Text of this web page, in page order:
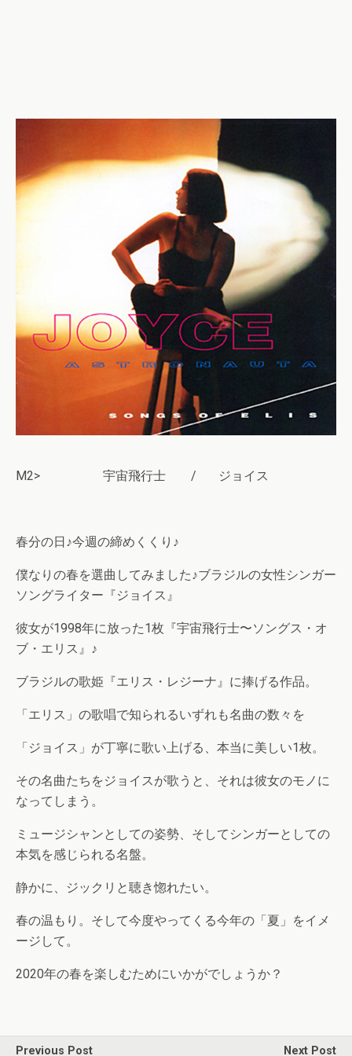
M2> 宇宙飛行士 / ジョイス
春分の日♪今週の締めくくり♪
僕なりの春を選曲してみました♪ブラジルの女性シンガー
ソングライター『ジョイス』
彼女が1998年に放った1枚『宇宙飛行士〜ソングス・オ
ブ・エリス』♪
ブラジルの歌姫『エリス・レジーナ』に捧げる作品。
「エリス」の歌唱で知られるいずれも名曲の数々を
「ジョイス」が丁寧に歌い上げる、本当に美しい1枚。
その名曲たちをジョイスが歌うと、それは彼女のモノに
なってしまう。
ミュージシャンとしての姿勢、そしてシンガーとしての
本気を感じられる名盤。
静かに、ジックリと聴き惚れたい。
春の温もり。そして今度やってくる今年の「夏」をイメ
ージして。
2020年の春を楽しむためにいかがでしょうか？
Previous Post Next Post